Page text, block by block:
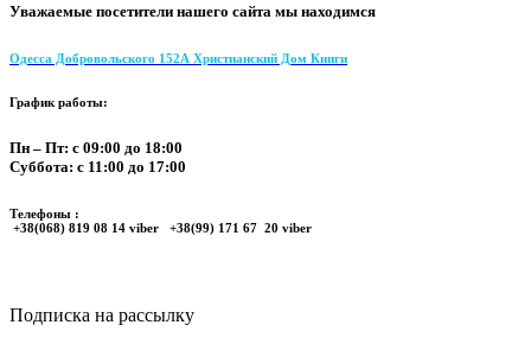
Уважаемые посетители нашего сайта мы находимся
Одесса Добровольского 152А Христианский Дом Книги
График работы:
Пн – Пт: с 09:00 до 18:00
Суббота: с 11:00 до 17:00
Телефоны :
+38(068) 819 08 14 viber +38(99) 171 67 20 viber
Подписка на рассылку